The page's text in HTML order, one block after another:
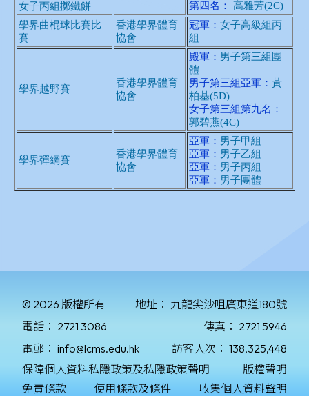
© 2026 版權所有 地址： 九龍尖沙咀廣東道180號
電話： 2721 3086 傳真： 2721 5946
電郵： info@lcms.edu.hk 訪客人次： 138,325,448
保障個人資料私隱政策及私隱政策聲明
版權聲明
免責條款
使用條款及條件 收集個人資料聲明